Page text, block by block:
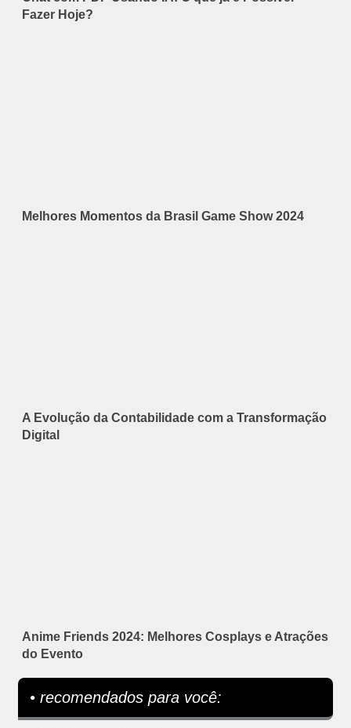
Fazer Hoje?
Melhores Momentos da Brasil Game Show 2024
A Evolução da Contabilidade com a Transformação
Digital
Anime Friends 2024: Melhores Cosplays e Atrações
do Evento
• recomendados para você: